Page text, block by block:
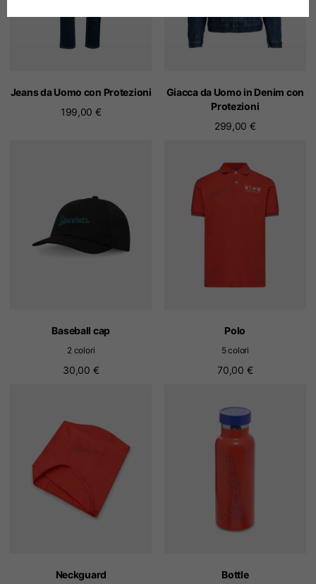
Jeans da Uomo con Protezioni
199,00 €
Giacca da Uomo in Denim con
Protezioni
299,00 €
Baseball cap
2 colori
30,00 €
Polo
5 colori
70,00 €
Neckguard Bottle
Spagnolo
Olandese